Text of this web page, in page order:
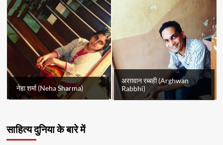
नेहा शर्मा (Neha Sharma)
अरग़वान रब्बही (Arghwan
Rabbhi)
साहित्य दुनिया के बारे में